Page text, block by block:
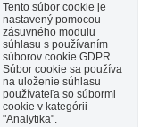
Tento súbor cookie je
nastavený pomocou
zásuvného modulu
súhlasu s používaním
súborov cookie GDPR.
Súbor cookie sa používa
na uloženie súhlasu
používateľa so súbormi
cookie v kategórii
"Analytika".